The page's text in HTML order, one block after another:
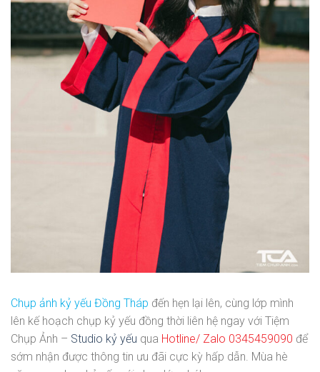
Chụp ảnh kỷ yếu Đồng Tháp đến hẹn lại lên, cùng lớp mình
lên kế hoạch chụp kỷ yếu đồng thời liên hệ ngay với Tiệm
Chụp Ảnh – Studio kỷ yếu qua Hotline/ Zalo 0345459090 để
sớm nhận được thông tin ưu đãi cực kỳ hấp dẫn. Mùa hè